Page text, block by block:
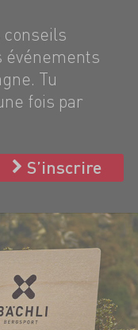
conseils
événements
Tu
fois par
S’inscrire